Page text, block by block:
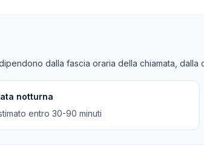
dalla fascia oraria della chiamata,
notturna
entro 30-90 minuti